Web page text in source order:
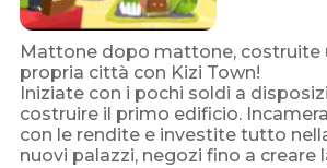
Mattone dopo mattone, costruite
propria città con Kizi Town!
Iniziate con i pochi soldi a
costruire il primo edificio.
con le rendite e investite tutto
nuovi palazzi, negozi fino a creare